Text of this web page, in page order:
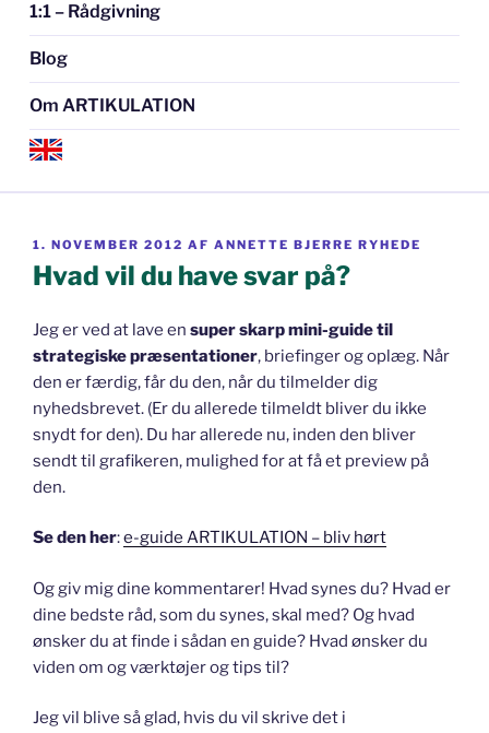
1:1 – Rådgivning
Blog
Om ARTIKULATION
UDGIVET
DEN
1. NOVEMBER 2012 AF ANNETTE BJERRE RYHEDE
Hvad vil du have svar på?
Jeg er ved at lave en super skarp mini-guide til
strategiske præsentationer, briefinger og oplæg. Når
den er færdig, får du den, når du tilmelder dig
nyhedsbrevet. (Er du allerede tilmeldt bliver du ikke
snydt for den). Du har allerede nu, inden den bliver
sendt til grafikeren, mulighed for at få et preview på
den.
Se den her:e-guide ARTIKULATION – bliv hørt
Og giv mig dine kommentarer! Hvad synes du? Hvad er
dine bedste råd, som du synes, skal med? Og hvad
ønsker du at finde i sådan en guide? Hvad ønsker du
viden om og værktøjer og tips til?
Jeg vil blive så glad, hvis du vil skrive det i